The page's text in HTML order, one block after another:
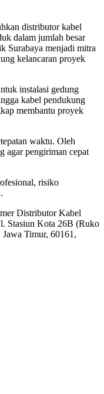
distributor kabel
dalam jumlah besar
Surabaya menjadi mitra
kelancaran proyek
instalasi gedung
kabel pendukung
membantu proyek
waktu. Oleh
agar pengiriman cepat
risiko
Distributor Kabel
Stasiun Kota 26B (Ruko
Timur, 60161,